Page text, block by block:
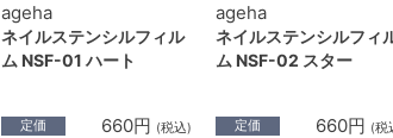
ageha
ネイルステンシルフィル
ム NSF-01 ハート
定価 660円 (税込)
ageha
ネイルステンシルフィ
ム NSF-02 スター
定価 660円 (税